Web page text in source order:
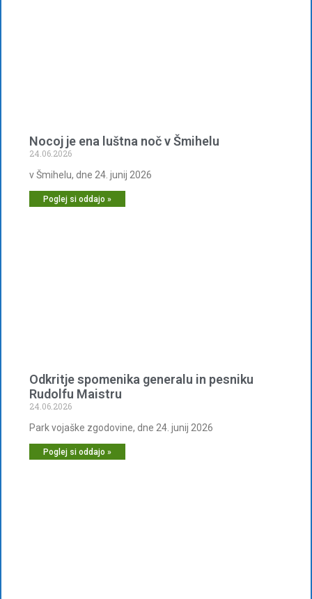
Nocoj je ena luštna noč v Šmihelu
24.06.2026
v Šmihelu, dne 24. junij 2026
Poglej si oddajo »
Odkritje spomenika generalu in pesniku
Rudolfu Maistru
24.06.2026
Park vojaške zgodovine, dne 24. junij 2026
Poglej si oddajo »